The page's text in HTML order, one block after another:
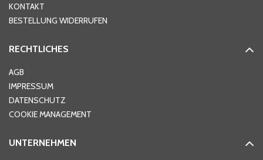
Ort*
Telefon
KONTAKT
BESTELLUNG WIDERRUFEN
RECHTLICHES
AGB
IMPRESSUM
DATENSCHUTZ
COOKIE MANAGEMENT
UNTERNEHMEN